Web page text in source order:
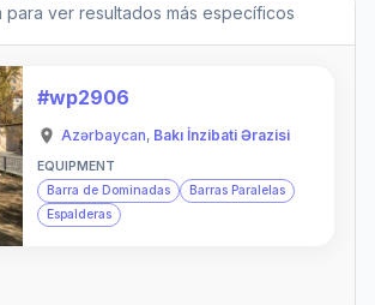
para ver resultados más específicos
#wp2906
Azərbaycan, Bakı İnzibati Ərazisi
EQUIPMENT
Barra de Dominadas
Barras Paralelas
Espalderas